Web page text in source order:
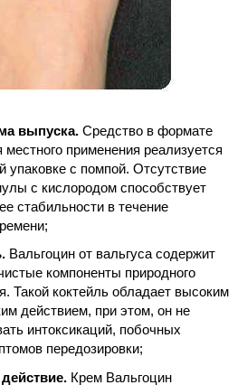
выпуска. Средство в формате
применения реализуется
упаковке с помпой. Отсутствие
с кислородом способствует
стабильности в течение
Вальгоцин от вальгуса содержит
компоненты природного
Такой коктейль обладает высоким
действием, при этом, он не
интоксикаций, побочных
передозировки;
Крем Вальгоцин